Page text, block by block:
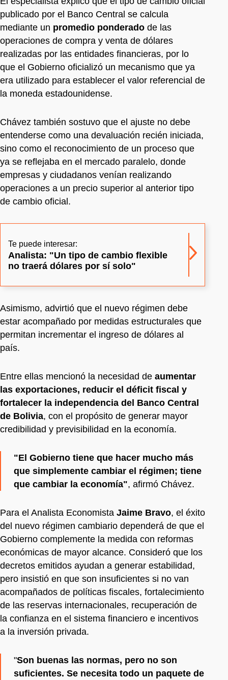
publicado por el Banco Central se calcula
mediante un promedio ponderado de las
operaciones de compra y venta de dólares
realizadas por las entidades financieras, por lo
que el Gobierno oficializó un mecanismo que ya
era utilizado para establecer el valor referencial de
la moneda estadounidense.
Chávez también sostuvo que el ajuste no debe
entenderse como una devaluación recién iniciada,
sino como el reconocimiento de un proceso que
ya se reflejaba en el mercado paralelo, donde
empresas y ciudadanos venían realizando
operaciones a un precio superior al anterior tipo
de cambio oficial.
Te puede interesar:
Analista: "Un tipo de cambio flexible
no traerá dólares por sí solo"
Asimismo, advirtió que el nuevo régimen debe
estar acompañado por medidas estructurales que
permitan incrementar el ingreso de dólares al
país.
Entre ellas mencionó la necesidad de aumentar
las exportaciones, reducir el déficit fiscal y
fortalecer la independencia del Banco Central
de Bolivia, con el propósito de generar mayor
credibilidad y previsibilidad en la economía.
"El Gobierno tiene que hacer mucho más
que simplemente cambiar el régimen; tiene
que cambiar la economía", afirmó Chávez.
Para el Analista Economista Jaime Bravo, el éxito
del nuevo régimen cambiario dependerá de que el
Gobierno complemente la medida con reformas
económicas de mayor alcance. Consideró que los
decretos emitidos ayudan a generar estabilidad,
pero insistió en que son insuficientes si no van
acompañados de políticas fiscales, fortalecimiento
de las reservas internacionales, recuperación de
la confianza en el sistema financiero e incentivos
a la inversión privada.
"Son buenas las normas, pero no son
suficientes. Se necesita todo un paquete de